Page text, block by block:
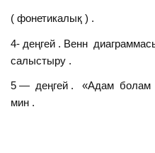
( фонетикалық ) .
4- деңгей . Венн
салыстыру .
5 — деңгей . «Адам болам
мин .